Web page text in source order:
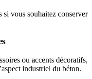
vous souhaitez conserver
ou accents décoratifs,
industriel du béton.